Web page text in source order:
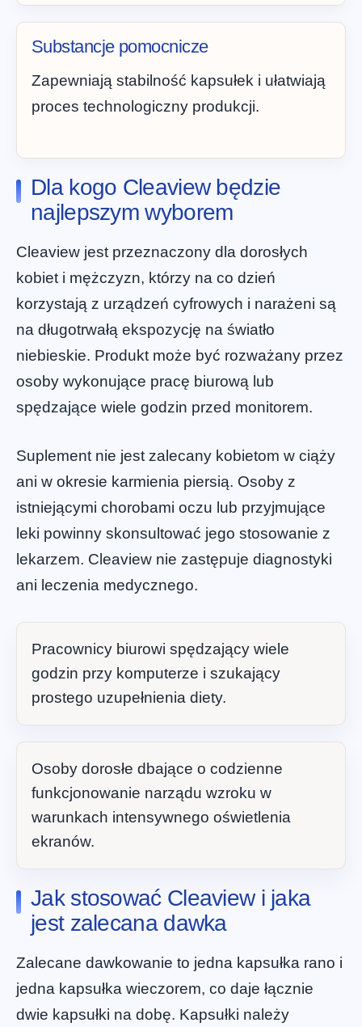
Substancje pomocnicze
Zapewniają stabilność kapsułek i ułatwiają
proces technologiczny produkcji.
Dla kogo Cleaview będzie
najlepszym wyborem
Cleaview jest przeznaczony dla dorosłych
kobiet i mężczyzn, którzy na co dzień
korzystają z urządzeń cyfrowych i narażeni są
na długotrwałą ekspozycję na światło
niebieskie. Produkt może być rozważany przez
osoby wykonujące pracę biurową lub
spędzające wiele godzin przed monitorem.
Suplement nie jest zalecany kobietom w ciąży
ani w okresie karmienia piersią. Osoby z
istniejącymi chorobami oczu lub przyjmujące
leki powinny skonsultować jego stosowanie z
lekarzem. Cleaview nie zastępuje diagnostyki
ani leczenia medycznego.
Pracownicy biurowi spędzający wiele
godzin przy komputerze i szukający
prostego uzupełnienia diety.
Osoby dorosłe dbające o codzienne
funkcjonowanie narządu wzroku w
warunkach intensywnego oświetlenia
ekranów.
Jak stosować Cleaview i jaka
jest zalecana dawka
Zalecane dawkowanie to jedna kapsułka rano i
jedna kapsułka wieczorem, co daje łącznie
dwie kapsułki na dobę. Kapsułki należy